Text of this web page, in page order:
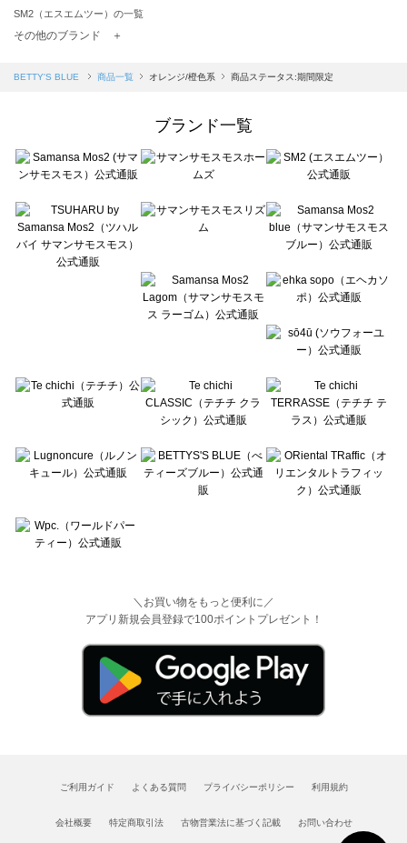
SM2（エスエムツー）の一覧
TSUHARU by Samansa Mos2（ツハルバイサマンサモスモス）の一覧
Samansa Mos2 blue（サマンサモスモス ブルー）の一覧
Te chichi（テチチ）の一覧
Te chichi CLASSIC（テチチ クラシック）の一覧
Lugnoncure（ルノンキュール）の一覧
BETTY'S BLUE（べティーズブルー）の一覧
Wpc.（ワールドパーティー）の一覧
その他のブランド ＋
BETTY'S BLUE 商品一覧 オレンジ/橙色系 商品ステータス:期間限定
ブランド一覧
＼お買い物をもっと便利に／
アプリ新規会員登録で100ポイントプレゼント！
ご利用ガイド よくある質問 プライバシーポリシー 利用規約
会社概要 特定商取引法 古物営業法に基づく記載 お問い合わせ